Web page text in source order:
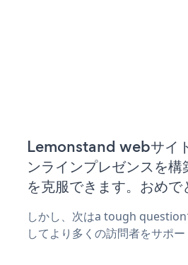
Lemonstand webサイ
ンラインプレゼンスを
を克服できます。おめで
しかし、次はa tough
してより多くの訪問者をサポ